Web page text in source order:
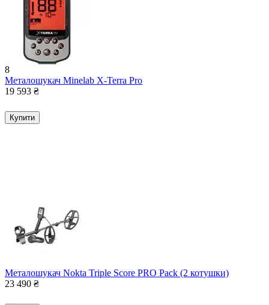
8
Металошукач Minelab X-Terra Pro
19 593 ₴
Купити
Металошукач Nokta Triple Score PRO Pack (2 котушки)
23 490 ₴